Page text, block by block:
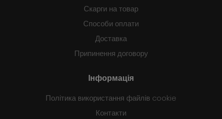
Скарги на товар
Способи оплати
Доставка
Припинення договору
Інформація
Політика використання файлів cookie
Контакти